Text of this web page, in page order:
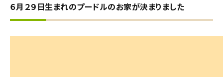
６月２９日生まれのプードルのお家が決まりました